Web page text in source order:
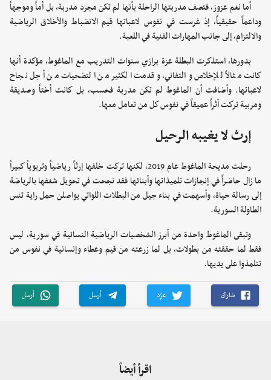
أما نغم عزوز، فتصف مدربتها الراحلة بأنها لم تكن مجرد مدربة، بل أماً وموجهاً
وداعماً حقيقياً، إذ غرست في نفوس لاعباتها قيم الانضباط والأخلاق الرياضية
والالتزام، إلى جانب المهارات الفنية في اللعبة.
بدورها، استذكرت البطلة عزة برازي سنوات التدريب مع الماغوط، مؤكدة أنها
كانت مثالاً للإخلاص والتفاني، وقدمت الكثير من التضحيات من أجل نجاح
لاعباتها. وأضافت أن الماغوط لم تكن مدربة فحسب، بل كانت أختاً وصديقة
ومربية تركت أثراً عميقاً في نفوس كل من تعامل معها.
إرث لا يغيبه الرحيل
رحلت مديحة الماغوط عام 2019، لكنها تركت خلفها إرثاً رياضياً وتربوياً كبيراً
ما زال حاضراً في إنجازات تلميذاتها وأبنائها فقد نجحت في تحويل شغفها بالرياضة
إلى رسالة حياة، وأسهمت في بناء جيل من البطلات اللواتي يواصلن حمل راية تنس
الطاولة السورية.
وتبقى الماغوط واحدة من أبرز الشخصيات الرياضية النسائية في سورية، ليس
فقط لما حققته من بطولات، بل لما زرعته من قيم وعطاء وإنسانية في نفوس من
تتلمذوا على يديها.
شارك غرّد أرسل أرسل
اقرأ أيضاً